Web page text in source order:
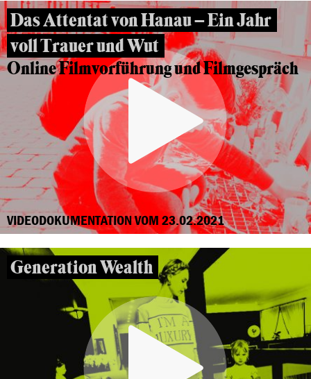
Das Attentat von Hanau – Ein Jahr
voll Trauer und Wut
Online Filmvorführung und Filmgespräch
VIDEODOKUMENTATION VOM 23.02.2021
Generation Wealth